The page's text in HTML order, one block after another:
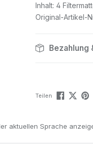
Inhalt: 4
Original-Artikel-
Bezahlung
Teilen
aktuellen Sprache